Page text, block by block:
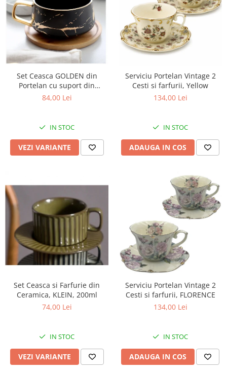
Set Ceasca GOLDEN din
Portelan cu suport din
Bambus, pentru cafea si ceai,
84,00 Lei
IN STOC
VEZI VARIANTE
Serviciu Portelan Vintage 2
Cesti si farfurii, Yellow
134,00 Lei
IN STOC
ADAUGA IN COS
Set Ceasca si Farfurie din
Ceramica, KLEIN, 200ml
74,00 Lei
IN STOC
VEZI VARIANTE
Serviciu Portelan Vintage 2
Cesti si farfurii, FLORENCE
134,00 Lei
IN STOC
ADAUGA IN COS